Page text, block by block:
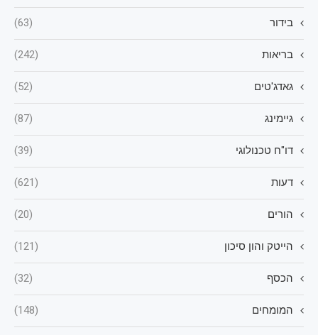
בידור (63)
בריאות (242)
גאדג'טים (52)
גיימינג (87)
דו"ח טכנולוגי (39)
דעות (621)
הורים (20)
הייטק והון סיכון (121)
הכסף (32)
המומחים (148)